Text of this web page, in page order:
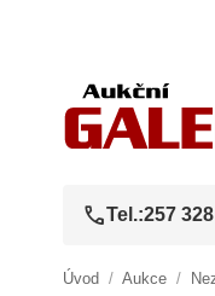
callTel.:257
Úvod / Aukce /